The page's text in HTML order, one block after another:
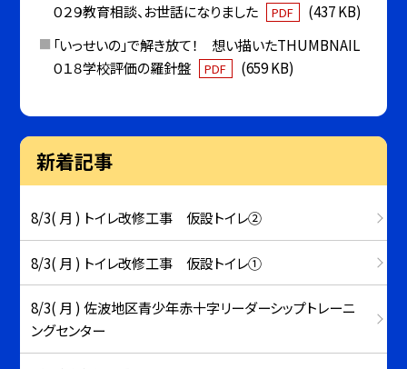
０２９教育相談、お世話になりました
PDF
(437 KB)
「いっせいの」で解き放て！ 想い描いたTHUMBNAIL
０１８学校評価の羅針盤
PDF (659 KB)
新着記事
8/3( 月 ) トイレ改修工事 仮設トイレ②
8/3( 月 ) トイレ改修工事 仮設トイレ①
8/3( 月 ) 佐波地区青少年赤十字リーダーシップトレーニ
ングセンター